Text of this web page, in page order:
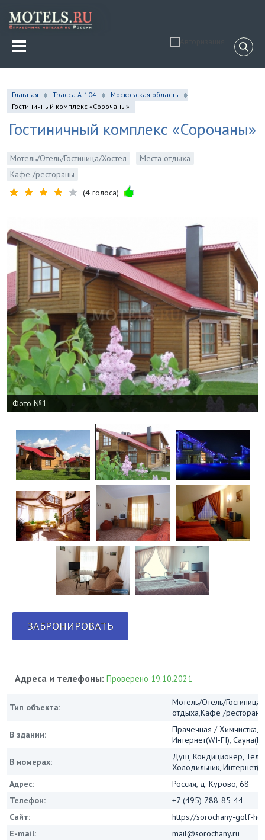
Главная Трасса А-104
Московская область
Гостиничный комплекс «Сорочаны»
Гостиничный комплекс «Сорочаны»
Мотель/Отель/Гостиница/Хостел
Места отдыха
Кафе /рестораны
(4 голоса)
Фото №1
ЗАБРОНИРОВАТЬ
Адреса и телефоны:Проверено 19.10.2021
Тип объекта:
Мотель/Отель/
отдыха,Кафе /рестораны
В здании:
Прачечная / Химчистка,
Интернет(WI-FI),
В номерах:
Душ, Кондиционер,
Холодильник,
Адрес:
Россия, д. Курово, 68
Телефон:
+7 (495) 788-85-44
Сайт:
https://sorochany-golf-
E-mail:
mail@sorochany.ru